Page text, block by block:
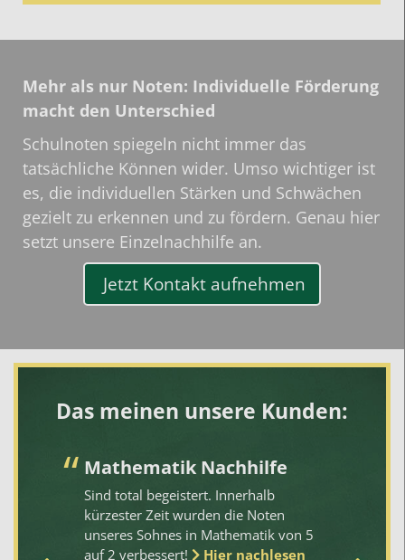
Mehr als nur Noten: Individuelle Förderung
macht den Unterschied
Schulnoten spiegeln nicht immer das
tatsächliche Können wider. Umso wichtiger ist
es, die individuellen Stärken und Schwächen
gezielt zu erkennen und zu fördern. Genau hier
setzt unsere Einzelnachhilfe an.
Jetzt Kontakt aufnehmen
Das meinen unsere Kunden:
Mathematik Nachhilfe
Sind total begeistert. Innerhalb
kürzester Zeit wurden die Noten
unseres Sohnes in Mathematik von 5
auf 2 verbessert!
Hier nachlesen